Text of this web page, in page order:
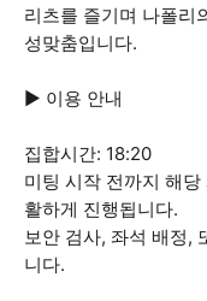
리츠를 즐기며 나폴리
성맞춤입니다.
▶ 이용 안내
집합시간: 18:20
미팅 시작 전까지 해
활하게 진행됩니다.
보안 검사, 좌석 배정,
니다.